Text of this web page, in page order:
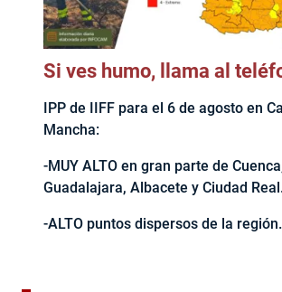
Si ves humo, llama al
IPP de IIFF para el 6 de agosto en
Mancha:
-MUY ALTO en gran parte de
Guadalajara, Albacete y Ciudad
-ALTO puntos dispersos de la región.